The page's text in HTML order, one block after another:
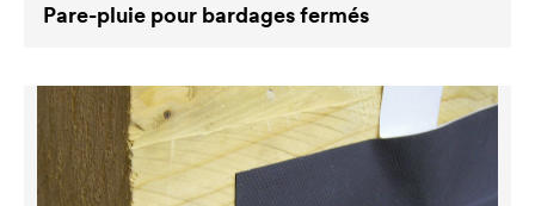
Pare-pluie pour bardages fermés